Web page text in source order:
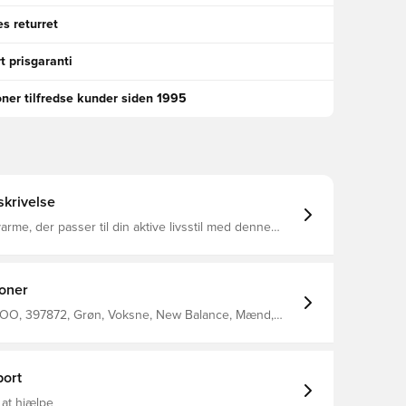
returret
prisgaranti
tilfredse kunder siden 1995
der passer til din aktive livsstil med denne
bryst Flying NB logo DWR påført vævet
og varmt Heat Grid stof 95% genanvendt
spandex
397872, Grøn, Voksne, New Balance, Mænd,
at hjælpe